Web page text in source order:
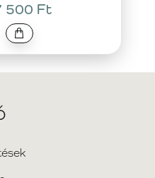
500 Ft